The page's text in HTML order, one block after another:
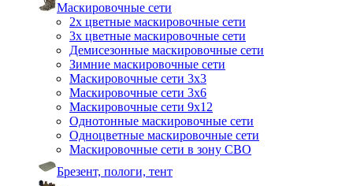
Маскировочные сети
2х цветные маскировочные сети
3х цветные маскировочные сети
Демисезонные маскировочные сети
Зимние маскировочные сети
Маскировочные сети 3х3
Маскировочные сети 3х6
Маскировочные сети 9х12
Однотонные маскировочные сети
Одноцветные маскировочные сети
Маскировочные сети в зону СВО
Брезент, пологи, тент